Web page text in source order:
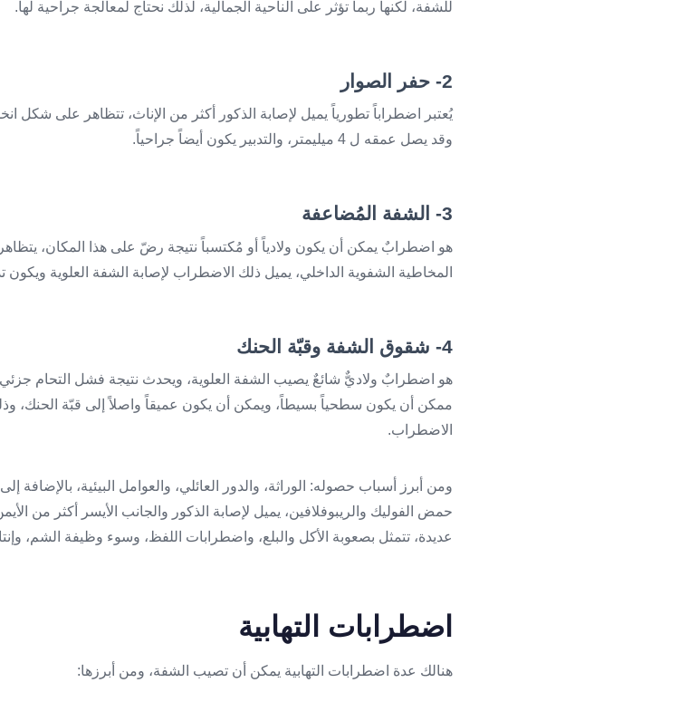
للشفة، لكنها ربما تؤثر على الناحية الجمالية، لذلك نحتاج لمعالجة جراحية لها.
2- حفر الصوار
يُعتبر اضطراباً تطورياً يميل لإصابة الذكور أكثر من الإناث، تتظاهر على شكل
وقد يصل عمقه ل 4 ميليمتر، والتدبير يكون أيضاً جراحياً.
3- الشفة المُضاعفة
هو اضطرابٌ يمكن أن يكون ولادياً أو مُكتسباً نتيجة رضّ على هذا المكان،
المخاطية الشفوية الداخلي، يميل ذلك الاضطراب لإصابة الشفة العلوية ويكون
4- شقوق الشفة وقبّة الحنك
ممكن أن يكون سطحياً بسيطاً، ويمكن أن يكون عميقاً واصلاً إلى قبّة الحنك،
الاضطراب.
ومن أبرز أسباب حصوله: الوراثة، والدور العائلي، والعوامل البيئية، بالإضافة
حمض الفوليك والريبوفلافين، يميل لإصابة الذكور والجانب الأيسر أكثر من
عديدة، تتمثل بصعوبة الأكل والبلع، واضطرابات اللفظ، وسوء وظيفة الشم،
اضطرابات التهابية
هنالك عدة اضطرابات التهابية يمكن أن تصيب الشفة، ومن أبرزها: